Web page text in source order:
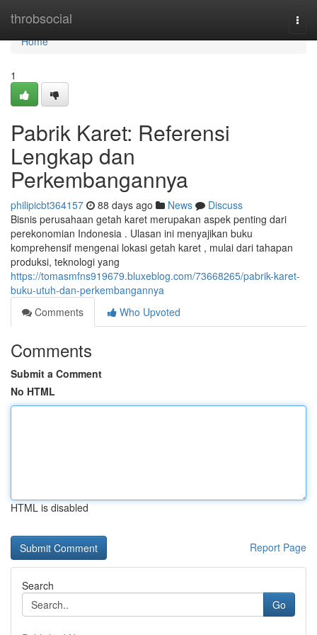
throbsocial
Home
Home
1
Pabrik Karet: Referensi
Lengkap dan
Perkembangannya
philipicbt364157 88 days ago News
Discuss
Bisnis perusahaan getah karet merupakan aspek penting dari
perekonomian Indonesia . Ulasan ini menyajikan buku
komprehensif mengenai lokasi getah karet , mulai dari tahapan
produksi, teknologi yang
https://tomasmfns919679.bluxeblog.com/73668265/pabrik-karet-
buku-utuh-dan-perkembangannya
Comments
Who Upvoted
Comments
Submit a Comment
No HTML
HTML is disabled
Report Page
Search
Go